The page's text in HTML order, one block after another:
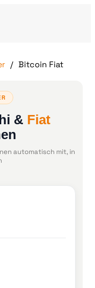
Bitcoin Fiat
& Fiat
automatisch mit, in